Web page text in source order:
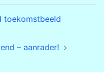
toekomstbeeld
– aanrader!